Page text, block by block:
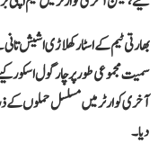
بھارتی ٹیم کے اسٹار کھلاڑی اشیش
سمیت مجموعی طور پر چار گول اسکور
آخری کوارٹر میں مسلسل حملوں کے
دیا۔